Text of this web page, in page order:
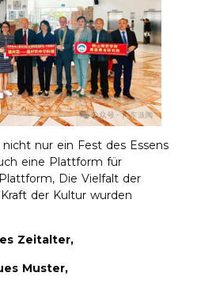
nicht nur ein Fest des Essens
eine Plattform für
Die Vielfalt der
der Kultur wurden
Zeitalter,
Muster,